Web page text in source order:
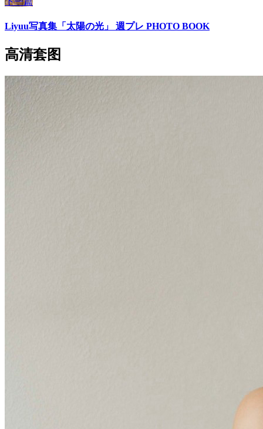
Liyuu写真集「太陽の光」 週プレ PHOTO BOOK
高清套图